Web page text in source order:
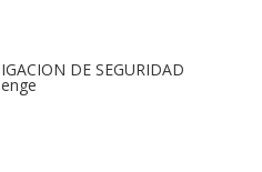
DE SEGURIDAD